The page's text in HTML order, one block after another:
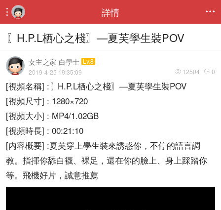
 詳情 
〖H.P.L栖心之棧〗—夏芙學生裝POV
女主之家-白學士 Lv.8
 12504  0
2019-4-25 19:35:09
[視頻名稱] :〖H.P.L栖心之棧〗—夏芙學生裝POV
[視頻尺寸] : 1280×720
[視頻大小] : MP4/1.02GB
[視頻時長] : 00:21:10
[内容概要] :夏芙穿上學生裝來誘惑你，不停的語言調
教。指揮你舔白襪、裸足，還在你的臉上、身上踩踏你
等。飛機好片，誠意推薦